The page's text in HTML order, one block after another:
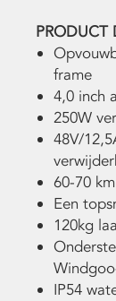
PRODUCT
frame
4,0 inch
250W
48V/
60-70
Een
120kg
IP54